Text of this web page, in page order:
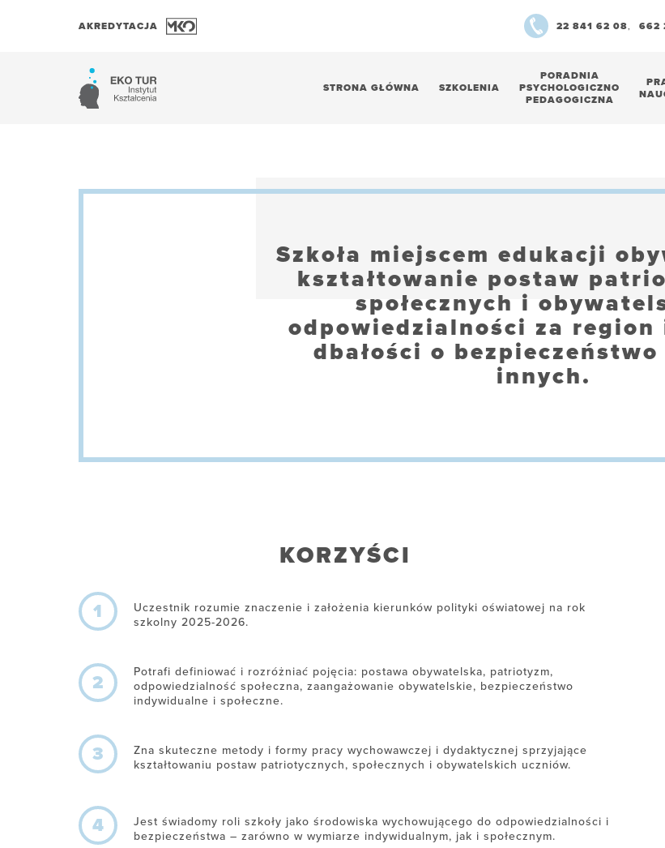
AKREDYTACJA 22 841 62 08 662
STRONA GŁÓWNA SZKOLENIA
PORADNIA
PSYCHOLOGICZNO
PEDAGOGICZNA
Szkoła miejscem edukacji
kształtowanie postaw
społecznych i
odpowiedzialności za region
dbałości o bezpieczeństwo
innych.
KORZYŚCI
1
Uczestnik rozumie znaczenie i założenia kierunków polityki oświatowej na rok
szkolny 2025-2026.
2
Potrafi definiować i rozróżniać pojęcia: postawa obywatelska, patriotyzm,
odpowiedzialność społeczna, zaangażowanie obywatelskie, bezpieczeństwo
indywidualne i społeczne.
3
Zna skuteczne metody i formy pracy wychowawczej i dydaktycznej sprzyjające
kształtowaniu postaw patriotycznych, społecznych i obywatelskich uczniów.
4
Jest świadomy roli szkoły jako środowiska wychowującego do odpowiedzialności i
bezpieczeństwa – zarówno w wymiarze indywidualnym, jak i społecznym.